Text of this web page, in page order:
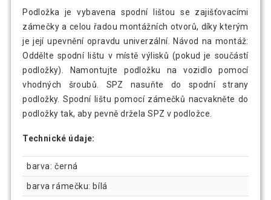
Podložka je vybavena spodní lištou se zajišťovacími
zámečky a celou řadou montážních otvorů, díky kterým
je její upevnění opravdu univerzální. Návod na montáž:
Oddělte spodní lištu v místě výlisků (pokud je součástí
podložky). Namontujte podložku na vozidlo pomocí
vhodných šroubů. SPZ nasuňte do spodní strany
podložky. Spodní lištu pomocí zámečků nacvakněte do
podložky tak, aby pevně držela SPZ v podložce.
Technické údaje:
barva: černá
barva rámečku: bílá